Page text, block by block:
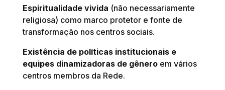
Espiritualidade vivida (não necessariamente
religiosa) como marco protetor e fonte de
transformação nos centros sociais.
Existência de políticas institucionais e
equipes dinamizadoras de gêneroem vários
centros membros da Rede.